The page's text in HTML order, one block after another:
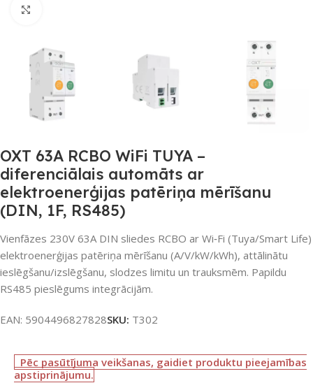
OXT 63A RCBO WiFi TUYA –
diferenciālais automāts ar
elektroenerģijas patēriņa mērīšanu
(DIN, 1F, RS485)
Vienfāzes 230V 63A DIN sliedes RCBO ar Wi‑Fi (Tuya/Smart Life)
elektroenerģijas patēriņa mērīšanu (A/V/kW/kWh), attālinātu
ieslēgšanu/izslēgšanu, slodzes limitu un trauksmēm. Papildu
RS485 pieslēgums integrācijām.
EAN: 5904496827828SKU: T302
Pēc pasūtījuma veikšanas, gaidiet produktu pieejamības
apstiprinājumu.